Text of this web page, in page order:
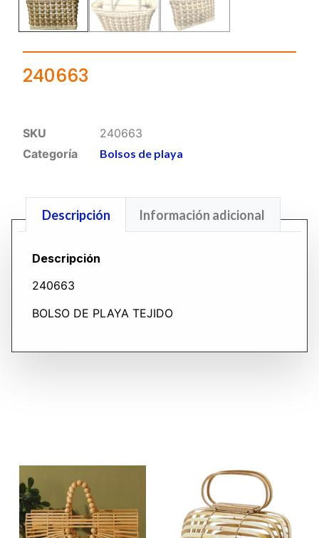
240663
SKU
240663
Categoría
Bolsos de playa
Descripción Información adicional
Descripción
240663
BOLSO DE PLAYA TEJIDO